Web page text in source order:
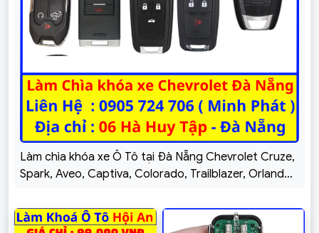
Làm chìa khóa xe Ô Tô tại Đà Nẵng Chevrolet Cruze,
Spark, Aveo, Captiva, Colorado, Trailblazer, Orlando,